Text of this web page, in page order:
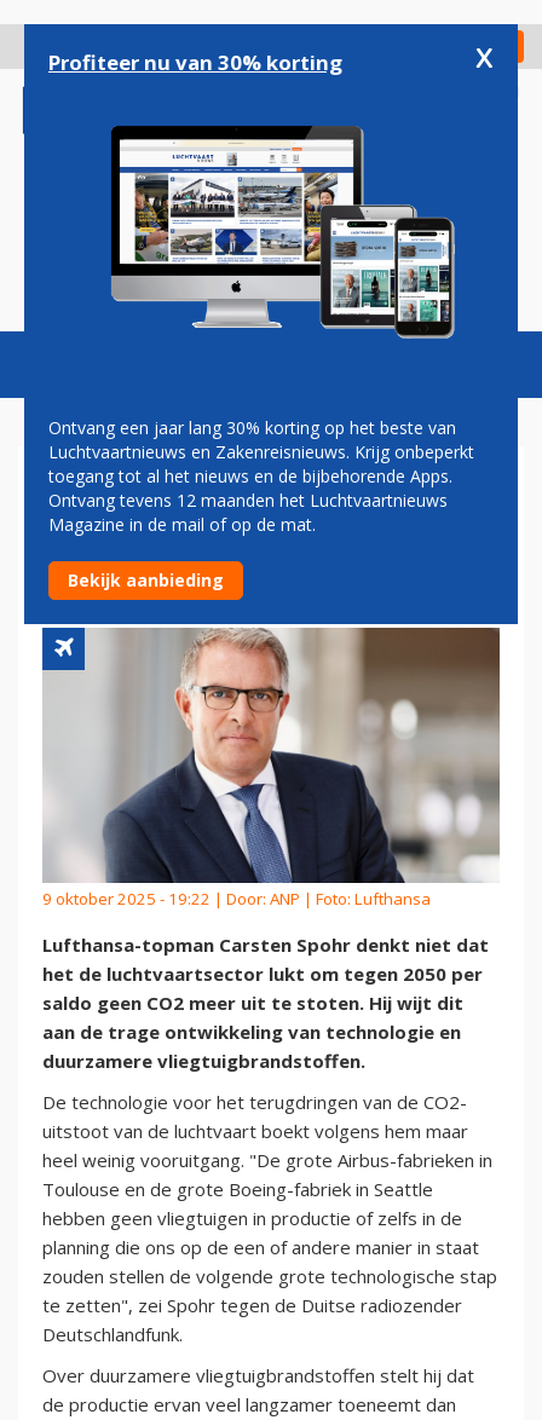
gaan
Check in
Magazine Podcasts Vacatures
TOPMAN LUFTHANSA:
LUCHTVAART HAALT
KLIMAATDOEL 2050 NIET
9 oktober 2025 - 19:22 | Door: ANP | Foto: Lufthansa
Lufthansa-topman Carsten Spohr denkt niet dat
het de luchtvaartsector lukt om tegen 2050 per
saldo geen CO2 meer uit te stoten. Hij wijt dit
aan de trage ontwikkeling van technologie en
duurzamere vliegtuigbrandstoffen.
De technologie voor het terugdringen van de CO2-
uitstoot van de luchtvaart boekt volgens hem maar
heel weinig vooruitgang. "De grote Airbus-fabrieken in
Toulouse en de grote Boeing-fabriek in Seattle
hebben geen vliegtuigen in productie of zelfs in de
planning die ons op de een of andere manier in staat
zouden stellen de volgende grote technologische stap
te zetten", zei Spohr tegen de Duitse radiozender
Deutschlandfunk.
Over duurzamere vliegtuigbrandstoffen stelt hij dat
de productie ervan veel langzamer toeneemt dan
Profiteer nu van 30% korting x
Ontvang een jaar lang 30% korting op het beste van
Luchtvaartnieuws en Zakenreisnieuws. Krijg onbeperkt
toegang tot al het nieuws en de bijbehorende Apps.
Ontvang tevens 12 maanden het Luchtvaartnieuws
Magazine in de mail of op de mat.
Bekijk aanbieding